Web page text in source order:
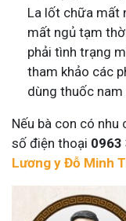
La lốt chữa mất
mất ngủ tạm
phải tình trạng
tham khảo các
dùng thuốc nam
Nếu bà con có nhu
số điện thoại 0963
Lương y Đỗ Minh